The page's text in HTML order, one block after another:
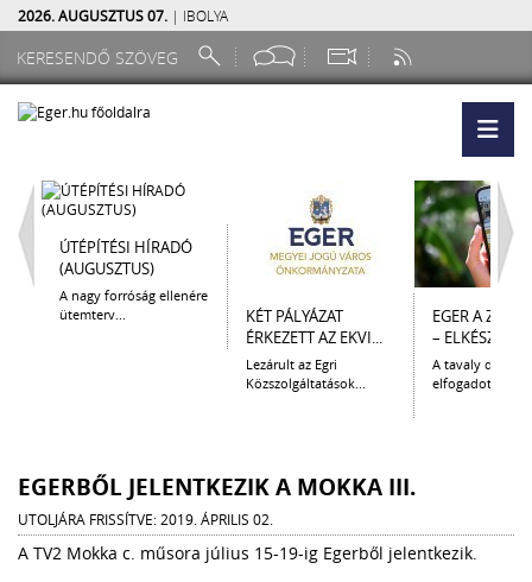
2026. AUGUSZTUS 07. | IBOLYA
ÚTÉPÍTÉSI HÍRADÓ
(AUGUSZTUS)
A nagy forróság ellenére
ütemterv...
KÉT PÁLYÁZAT
ÉRKEZETT AZ EKVI...
Lezárult az Egri
Közszolgáltatások...
EGER A
– ELKÉSZÜLT
A tavaly
elfogadott
EGERBŐL JELENTKEZIK A MOKKA III.
UTOLJÁRA FRISSÍTVE: 2019. ÁPRILIS 02.
A TV2 Mokka c. műsora július 15-19-ig Egerből jelentkezik.